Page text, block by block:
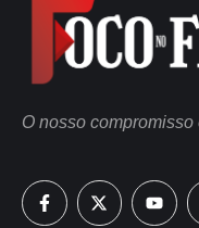
O nosso